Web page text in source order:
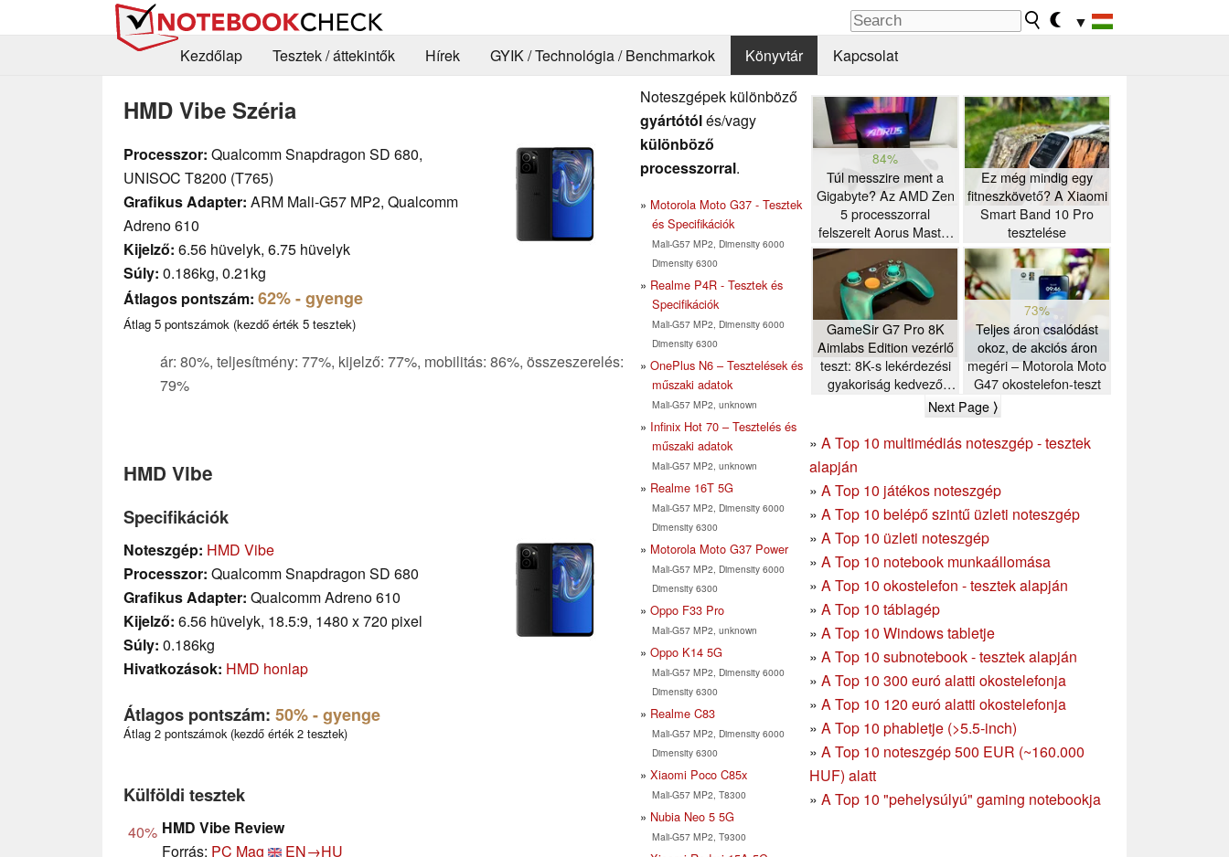
▼
Kezdőlap
Tesztek / áttekintők Hírek GYIK / Technológia / Benchmarkok Könyvtár Kapcsolat
HMD Vibe Széria
Processzor: Qualcomm Snapdragon SD 680,
UNISOC T8200 (T765)
Grafikus Adapter: ARM Mali-G57 MP2, Qualcomm
Adreno 610
Kijelző: 6.56 hüvelyk, 6.75 hüvelyk
Súly: 0.186kg, 0.21kg
Átlagos pontszám: 62%- gyenge
Átlag 5 pontszámok (kezdő érték 5 tesztek)
ár: 80%, teljesítmény: 77%, kijelző: 77%, mobilitás: 86%, összeszerelés:
79%
HMD Vibe
Specifikációk
Noteszgép: HMD Vibe
Processzor: Qualcomm Snapdragon SD 680
Grafikus Adapter: Qualcomm Adreno 610
Kijelző: 6.56 hüvelyk, 18.5:9, 1480 x 720 pixel
Súly: 0.186kg
Hivatkozások: HMD honlap
Átlagos pontszám: 50%- gyenge
Átlag 2 pontszámok (kezdő érték 2 tesztek)
Külföldi tesztek
40% HMD Vibe Review
Forrás: PC Mag
EN→HU
Noteszgépek különböző
gyártótólés/vagy
különböző
processzorral.
Motorola Moto G37 - Tesztek
és Specifikációk
Mali-G57 MP2, Dimensity 6000
Dimensity 6300
Realme P4R - Tesztek és
Specifikációk
Mali-G57 MP2, Dimensity 6000
Dimensity 6300
OnePlus N6 – Tesztelések és
műszaki adatok
Mali-G57 MP2, unknown
Infinix Hot 70 – Tesztelés és
műszaki adatok
Mali-G57 MP2, unknown
Realme 16T 5G
Mali-G57 MP2, Dimensity 6000
Dimensity 6300
Motorola Moto G37 Power
Mali-G57 MP2, Dimensity 6000
Dimensity 6300
Oppo F33 Pro
Mali-G57 MP2, unknown
Oppo K14 5G
Mali-G57 MP2, Dimensity 6000
Dimensity 6300
Realme C83
Mali-G57 MP2, Dimensity 6000
Dimensity 6300
Xiaomi Poco C85x
Mali-G57 MP2, T8300
Nubia Neo 5 5G
Mali-G57 MP2, T9300
84%
Túl messzire ment a
Gigabyte? Az AMD Zen
5 processzorral
felszerelt Aorus Master
16 gamer laptop tesztje
Ez még mindig egy
fitneszkövető? A Xiaomi
Smart Band 10 Pro
tesztelése
GameSir G7 Pro 8K
Aimlabs Edition vezérlő
teszt: 8K-s lekérdezési
gyakoriság kedvező
73%
Teljes áron csalódást
okoz, de akciós áron
megéri – Motorola Moto
G47 okostelefon-teszt
Next Page ⟩
» A Top 10 multimédiás noteszgép - tesztek
alapján
» A Top 10 játékos noteszgép
» A Top 10 belépő szintű üzleti noteszgép
» A Top 10 üzleti noteszgép
» A Top 10 notebook munkaállomása
» A Top 10 okostelefon - tesztek alapján
» A Top 10 táblagép
» A Top 10 Windows tabletje
» A Top 10 subnotebook - tesztek alapján
» A Top 10 300 euró alatti okostelefonja
» A Top 10 120 euró alatti okostelefonja
» A Top 10 phabletje (>5.5-inch)
» A Top 10 noteszgép 500 EUR (~160.000
HUF) alatt
» A Top 10 "pehelysúlyú" gaming notebookja